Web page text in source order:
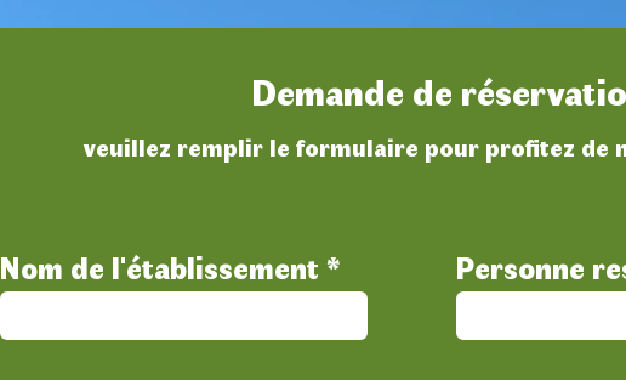
Demande de
veuillez remplir le formulaire pour profitez de
Nom de l'établissement Personne